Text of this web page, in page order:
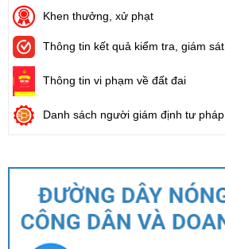
Khen thưởng, xử phạt
Thông tin kết quả kiểm tra, giám sát
Thông tin vi phạm về đất đai
Danh sách người giám định tư pháp